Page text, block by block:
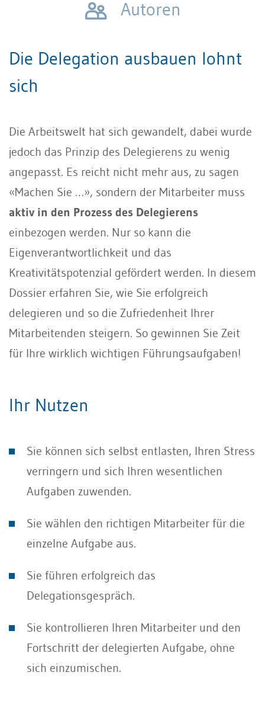
Autoren
Die Delegation ausbauen lohnt
sich
Die Arbeitswelt hat sich gewandelt, dabei wurde
jedoch das Prinzip des Delegierens zu wenig
angepasst. Es reicht nicht mehr aus, zu sagen
«Machen Sie …», sondern der Mitarbeiter muss
aktiv in den Prozess des Delegierens
einbezogen werden. Nur so kann die
Eigenverantwortlichkeit und das
Kreativitätspotenzial gefördert werden. In diesem
Dossier erfahren Sie, wie Sie erfolgreich
delegieren und so die Zufriedenheit Ihrer
Mitarbeitenden steigern. So gewinnen Sie Zeit
für Ihre wirklich wichtigen Führungsaufgaben!
Ihr Nutzen
Sie können sich selbst entlasten, Ihren Stress
verringern und sich Ihren wesentlichen
Aufgaben zuwenden.
Sie wählen den richtigen Mitarbeiter für die
einzelne Aufgabe aus.
Sie führen erfolgreich das
Delegationsgespräch.
Sie kontrollieren Ihren Mitarbeiter und den
Fortschritt der delegierten Aufgabe, ohne
sich einzumischen.